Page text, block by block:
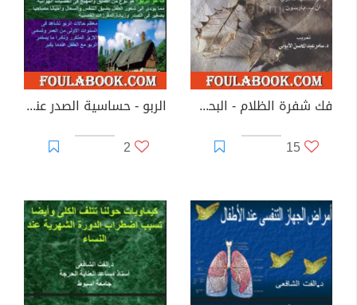
فك شفرة الظلام - البحث عن الأسباب الوراثية لمرض الزهايمر
15
الربو - حساسية الصدر عند الأطفال والبالغين
2